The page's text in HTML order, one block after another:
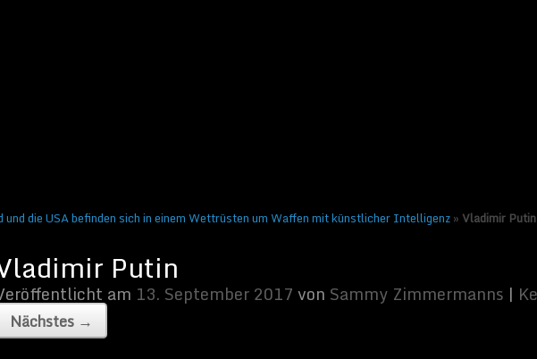
und die USA befinden sich in einem Wettrüsten um Waffen mit künstlicher Intelligenz» Vladimir Putin